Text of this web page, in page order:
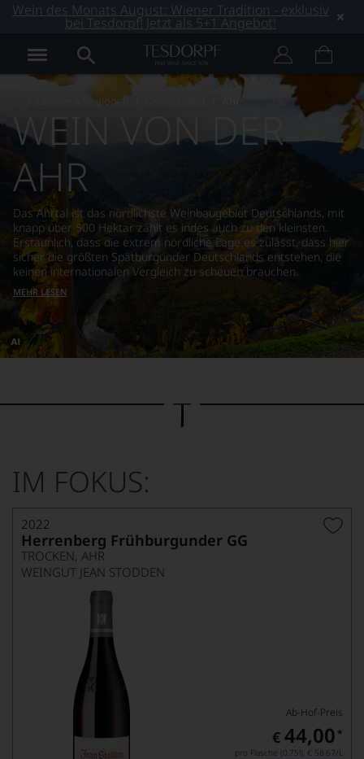
Wein des Monats August: Wiener Tradition - exklusiv
bei Tesdorpf! Jetzt als 5+1 Angebot!
Länder & Regionen
Dieses
von
WEIN VON DER
AHR
Das Ahrtal ist das nördlichste Weinbaugebiet Deutschlands, mit
knapp über 500 Hektar zählt es indes auch zu den kleinsten.
Erstaunlich, dass die extrem nördliche Lage es zulässt, dass hier
sicher die größten Spätburgunder Deutschlands entstehen, die
keinen internationalen Vergleich zu scheuen brauchen.
MEHR LESEN
IM FOKUS:
2022
Herrenberg Frühburgunder GG
TROCKEN, AHR
WEINGUT JEAN STODDEN
Ab-Hof-Preis
€ 44,00 *
pro Flasche (0.75l), € 58,67/L